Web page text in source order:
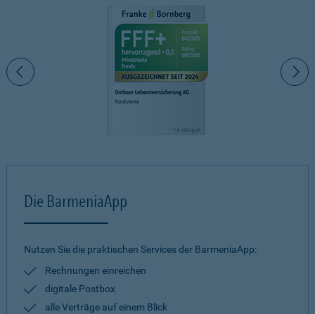
Die BarmeniaApp
Nutzen Sie die praktischen Services der BarmeniaApp:
Rechnungen einreichen
digitale Postbox
alle Verträge auf einem Blick